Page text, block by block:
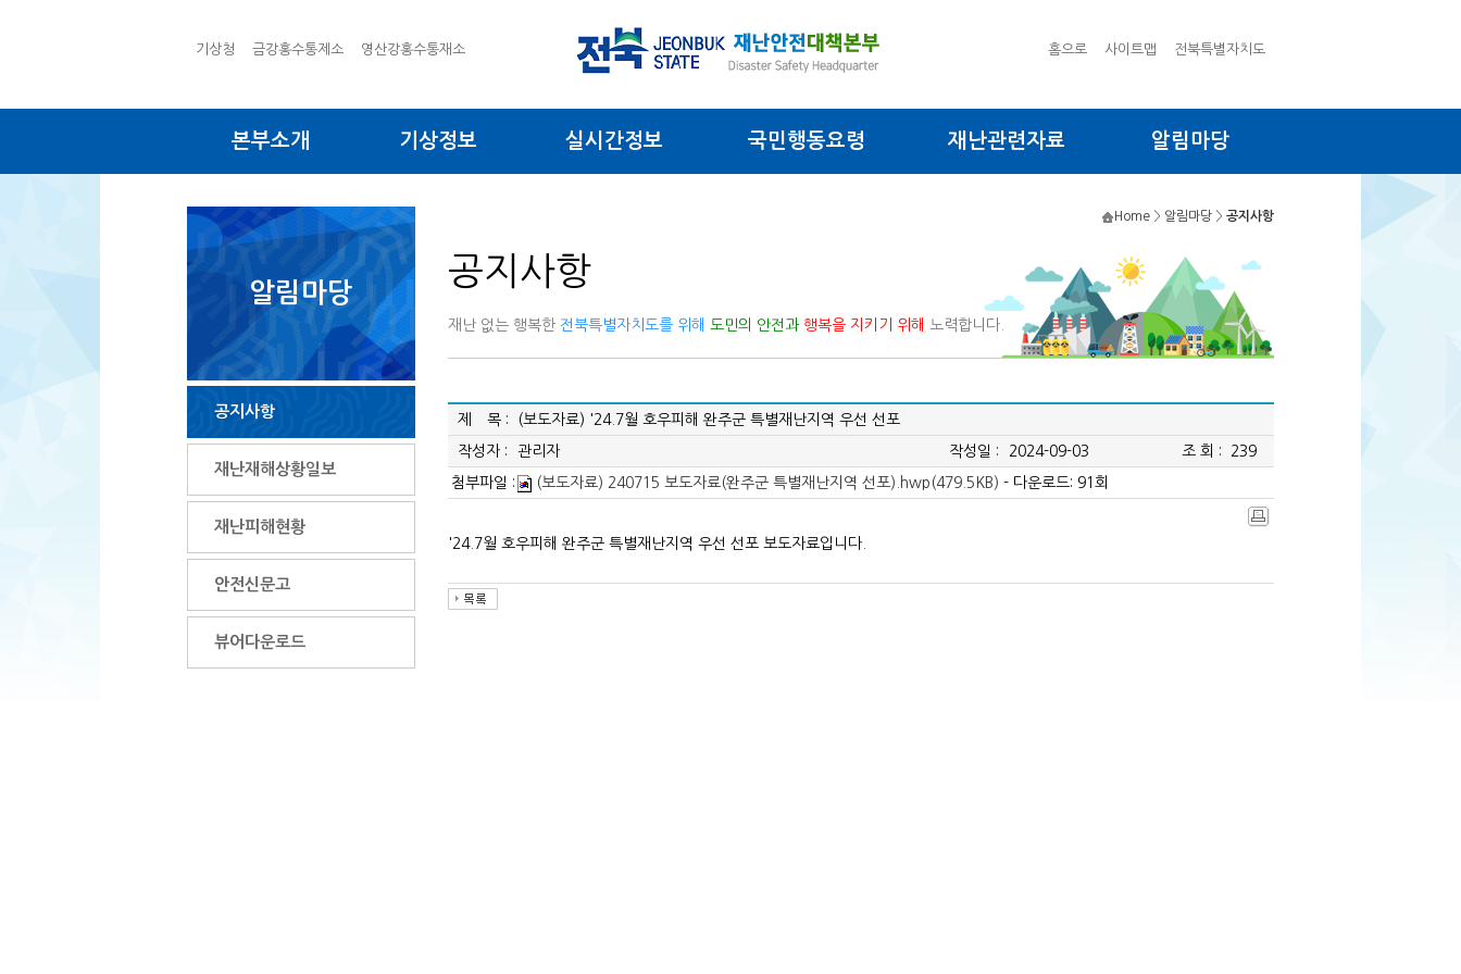
기상청 금강홍수통제소 영산강홍수통재소 홈으로 사이트맵 전북특별자치도
본부소개 기상정보 실시간정보 국민행동요령 재난관련자료 알림마당
알림마당
공지사항
재난재해상황일보
재난피해현황
안전신문고
뷰어다운로드
공지사항
Home > 알림마당 > 공지사항
재난 없는 행복한 전북특별자치도를 위해 도민의 안전과 행복을 지키기 위해 노력합니다.
제 목 : (보도자료) '24.7월 호우피해 완주군 특별재난지역 우선 선포
작성자 : 관리자 작성일 : 2024-09-03 조 회 : 239
첨부파일 : (보도자료) 240715 보도자료(완주군 특별재난지역 선포).hwp(479.5KB) - 다운로드: 91회
'24.7월 호우피해 완주군 특별재난지역 우선 선포 보도자료입니다.